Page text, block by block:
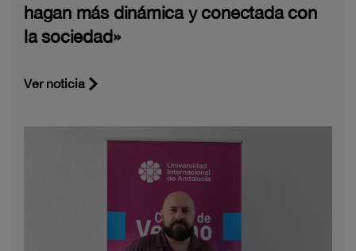
hagan más dinámica y conectada con
la sociedad»
Ver noticia